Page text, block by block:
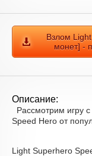
Взлом
монет] -
Описание:
Рассмотрим игру
Speed Hero от
Light Superhero